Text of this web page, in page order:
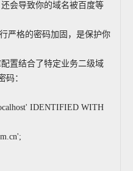
会导致你的域名被百度等
严格的密码加固，是保护你
置结合了特定业务二级域
码：
IDENTIFIED WITH